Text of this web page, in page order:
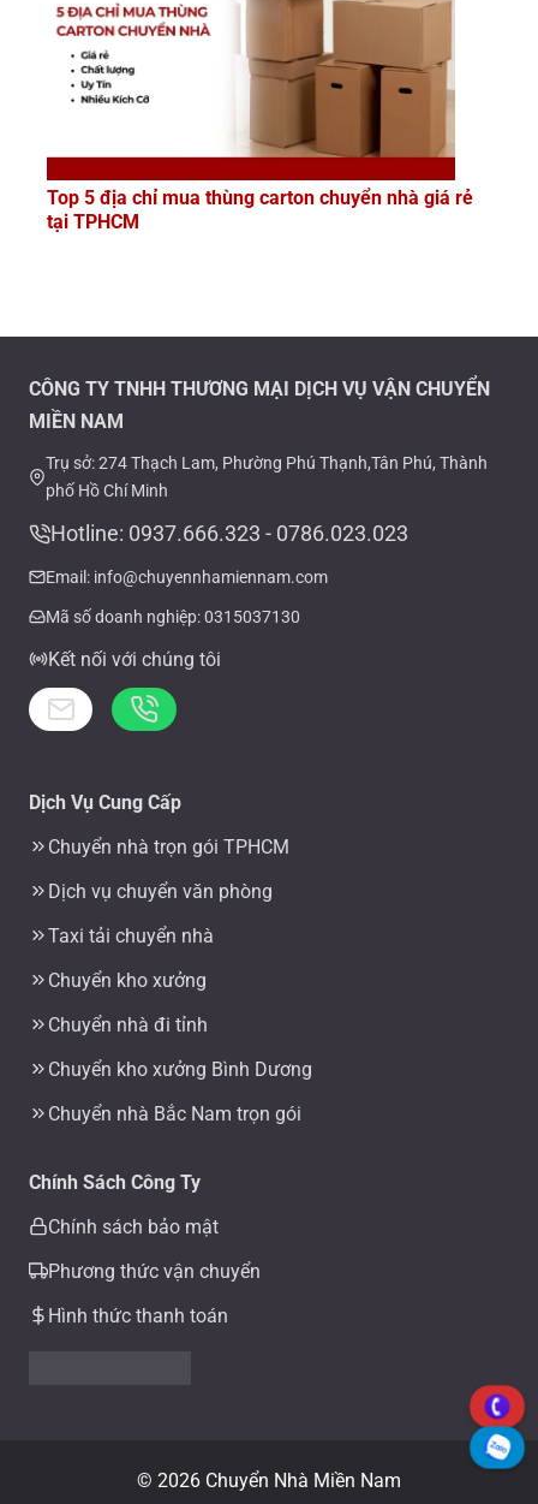
Top 5 địa chỉ mua thùng carton chuyển nhà giá rẻ
tại TPHCM
CÔNG TY TNHH THƯƠNG MẠI DỊCH VỤ VẬN CHUYỂN
MIỀN NAM
Trụ sở: 274 Thạch Lam, Phường Phú Thạnh,Tân Phú, Thành
phố Hồ Chí Minh
Hotline: 0937.666.323 - 0786.023.023
Email: info@chuyennhamiennam.com
Mã số doanh nghiệp: 0315037130
Kết nối với chúng tôi
Dịch Vụ Cung Cấp
Chuyển nhà trọn gói TPHCM
Dịch vụ chuyển văn phòng
Taxi tải chuyển nhà
Chuyển kho xưởng
Chuyển nhà đi tỉnh
Chuyển kho xưởng Bình Dương
Chuyển nhà Bắc Nam trọn gói
Chính Sách Công Ty
Chính sách bảo mật
Phương thức vận chuyển
Hình thức thanh toán
© 2026 Chuyển Nhà Miền Nam